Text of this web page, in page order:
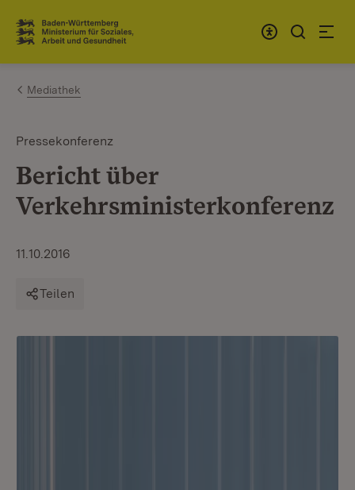
Zum Inhalt springen
Link zur Startseite
Mediathek
Pressekonferenz
Bericht über
Verkehrsministerkonferenz
11.10.2016
Teilen